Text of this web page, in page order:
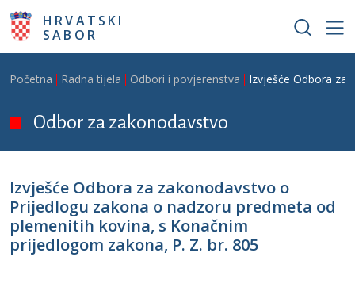
Skoči na glavni sadržaj
HRVATSKI
SABOR
Breadcrumb
Početna Radna tijela Odbori i povjerenstva Izvješće Odbora za
Odbor za zakonodavstvo
Izvješće Odbora za zakonodavstvo o
Prijedlogu zakona o nadzoru predmeta od
plemenitih kovina, s Konačnim
prijedlogom zakona, P. Z. br. 805